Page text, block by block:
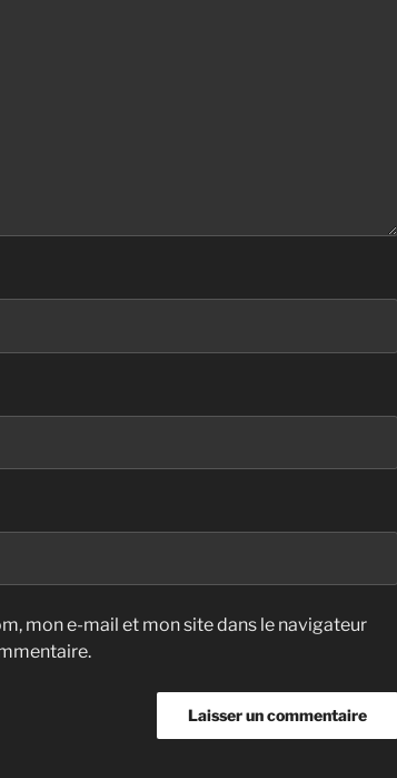
mon e-mail et mon site dans le navigateur